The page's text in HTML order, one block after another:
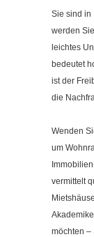
Partner
Sie sind in
werden
leichtes
bedeutet
ist der
die
Wenden
um
vermittelt
möchten –